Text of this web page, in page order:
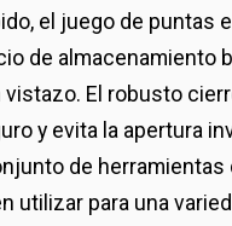
el juego de puntas
de almacenamiento
El robusto
y evita la apertura
de
utilizar para una